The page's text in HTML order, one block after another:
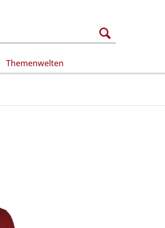
Themenwelten